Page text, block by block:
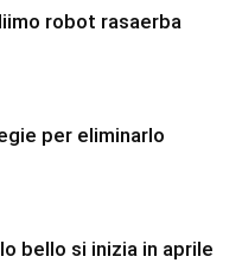
robot rasaerba
per eliminarlo
bello si inizia in aprile